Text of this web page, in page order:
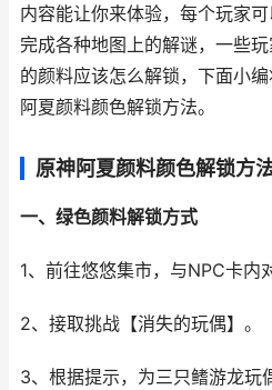
内容能让你来体验，每个玩家
完成各种地图上的解谜，一些
的颜料应该怎么解锁，下面小
阿夏颜料颜色解锁方法。
原神阿夏颜料颜色解锁方
一、绿色颜料解锁方式
1、前往悠悠集市，与NPC卡内
2、接取挑战【消失的玩偶】。
3、根据提示，为三只鳍游龙玩